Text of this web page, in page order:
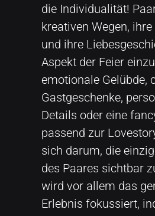
die Individualität!
kreativen Wegen,
und ihre
Aspekt der Feier
emotionale Gelübde,
Gastgeschenke,
Details oder eine
passend zur
sich darum, die
des Paares sichtbar
wird vor allem das
Erlebnis fokussiert,